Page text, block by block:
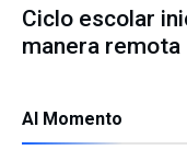
Ciclo escolar
manera remota
Al Momento